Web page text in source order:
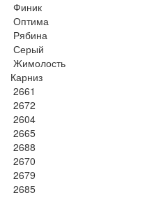
Финик
Оптима
Рябина
Серый
Жимолость
Карниз
2661
2672
2604
2665
2688
2670
2679
2685